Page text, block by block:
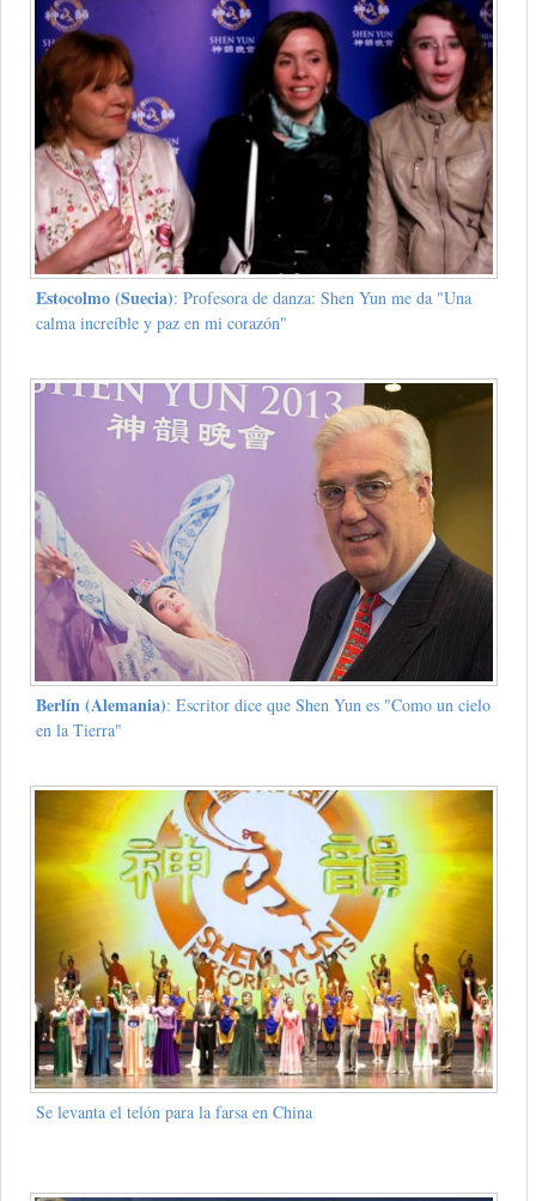
Estocolmo (Suecia): Profesora de danza: Shen Yun me da "Una
calma increíble y paz en mi corazón"
Berlín (Alemania): Escritor dice que Shen Yun es "Como un cielo
en la Tierra"
Se levanta el telón para la farsa en China